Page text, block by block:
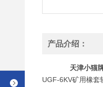
产品介绍：
天津小猫
UGF-6KV矿用橡套